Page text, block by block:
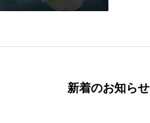
新着のお知らせ